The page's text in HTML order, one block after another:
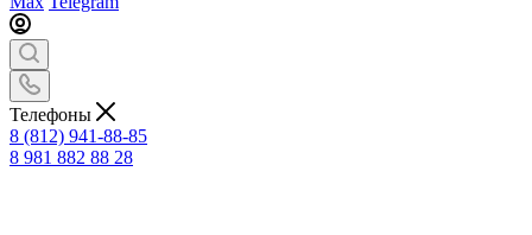
Телефоны
8 (812) 941-88-85
8 981 882 88 28